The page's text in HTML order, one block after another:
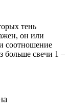
тень
он или
соотношение
больше свечи 1 –